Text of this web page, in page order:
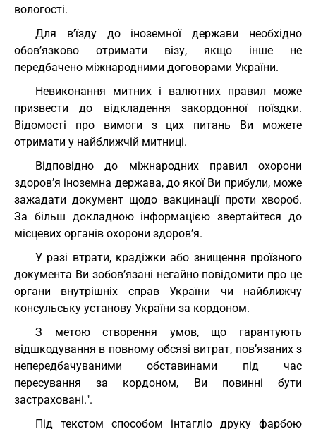
вологості.
Для в’їзду до іноземної держави необхідно
обов’язково отримати візу, якщо інше не
передбачено міжнародними договорами України.
Невиконання митних і валютних правил може
призвести до відкладення закордонної поїздки.
Відомості про вимоги з цих питань Ви можете
отримати у найближчій митниці.
Відповідно до міжнародних правил охорони
здоров’я іноземна держава, до якої Ви прибули, може
зажадати документ щодо вакцинації проти хвороб.
За більш докладною інформацією звертайтеся до
місцевих органів охорони здоров’я.
У разі втрати, крадіжки або знищення проїзного
документа Ви зобов’язані негайно повідомити про це
органи внутрішніх справ України чи найближчу
консульську установу України за кордоном.
З метою створення умов, що гарантують
відшкодування в повному обсязі витрат, пов’язаних з
непередбачуваними обставинами під час
пересування за кордоном, Ви повинні бути
застраховані.".
Під текстом способом інтагліо друку фарбою